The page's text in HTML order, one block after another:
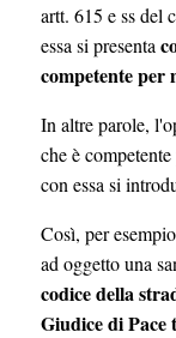
artt. 615 e ss del
essa si presenta
competente
In altre parole,
che è
con essa si
Così, per
ad oggetto una
codice della
Giudice di